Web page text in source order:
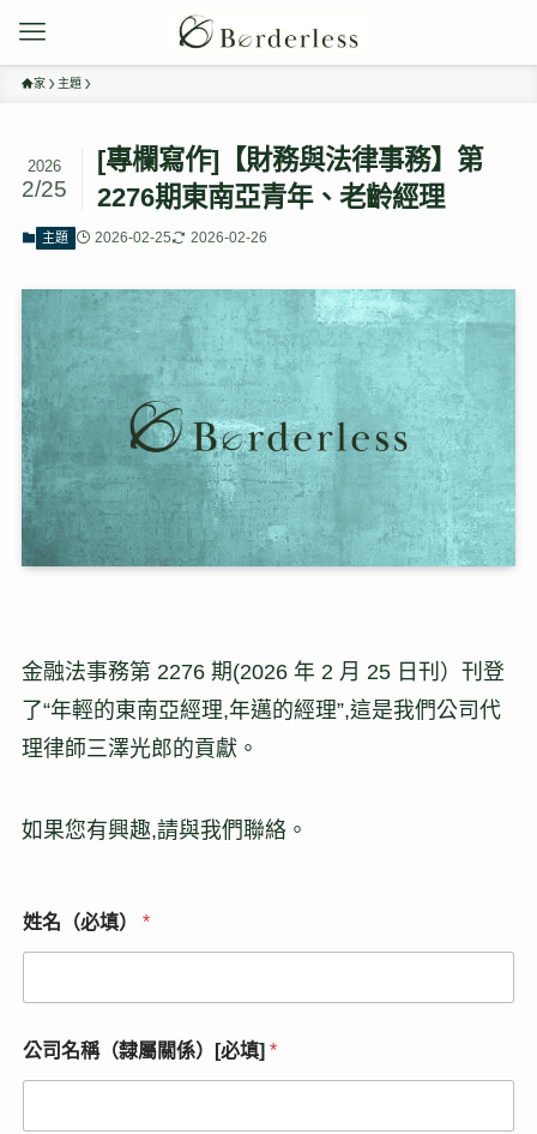
家 主題
[專欄寫作]【財務與法律事務】第
2276期東南亞青年、老齡經理
2026
2/25
主題 2026-02-25 2026-02-26
金融法事務第 2276 期(2026 年 2 月 25 日刊）刊登
了“年輕的東南亞經理,年邁的經理”,這是我們公司代
理律師三澤光郎的貢獻。
如果您有興趣,請與我們聯絡。
姓名（必填） *
公司名稱（隸屬關係）[必填] *